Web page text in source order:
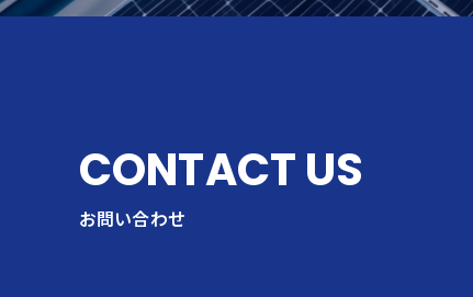
CONTACT US
お問い合わせ